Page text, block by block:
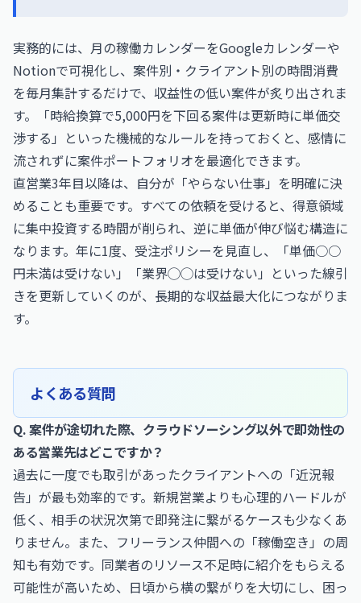
実務的には、月の稼働カレンダーをGoogleカレンダーや
Notionで可視化し、案件別・クライアント別の時間消費
を毎月集計するだけで、収益性の低い案件が炙り出されま
す。「時給換算で5,000円を下回る案件は更新時に単価交
渉する」といった機械的なルールを持っておくと、感情に
流されずに案件ポートフォリオを最適化できます。
直営業3年目以降は、自分が「やらない仕事」を明確に決
めることも重要です。すべての依頼を受けると、得意領域
に集中投資する時間が削られ、逆に単価が伸び悩む構造に
なります。年に1度、受注ポリシーを見直し、「単価○○
円未満は受けない」「業界◯◯は受けない」といった線引
きを更新していくのが、長期的な収益最大化につながりま
す。
よくある質問
Q. 案件が途切れた際、クラウドソーシング以外で即効性の
ある営業先はどこですか？
過去に一度でも取引があったクライアントへの「近況報
告」が最も効率的です。新規営業よりも心理的ハードルが
低く、相手の状況次第で即発注に繋がるケースも少なくあ
りません。また、フリーランス仲間への「稼働空き」の周
知も有効です。同業者のリソース不足時に紹介をもらえる
可能性が高いため、日頃から横の繋がりを大切にし、困っ